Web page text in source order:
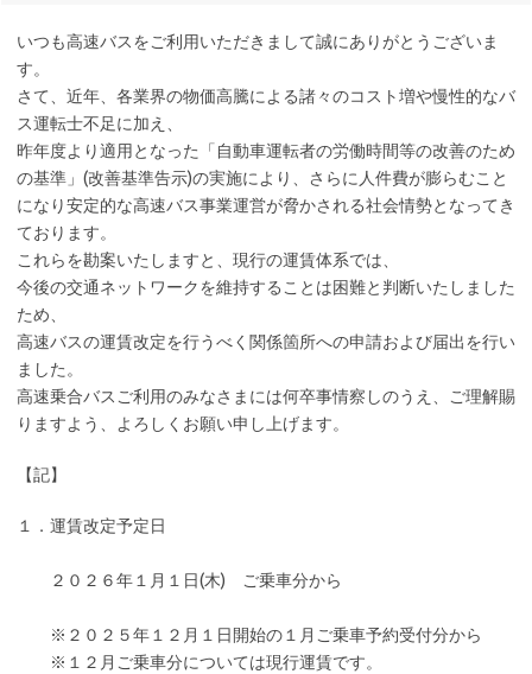
いつも高速バスをご利用いただきまして誠にありがとうございま
す。
さて、近年、各業界の物価高騰による諸々のコスト増や慢性的なバ
ス運転士不足に加え、
昨年度より適用となった「自動車運転者の労働時間等の改善のため
の基準」(改善基準告示)の実施により、さらに人件費が膨らむこと
になり安定的な高速バス事業運営が脅かされる社会情勢となってき
ております。
これらを勘案いたしますと、現行の運賃体系では、
今後の交通ネットワークを維持することは困難と判断いたしました
ため、
高速バスの運賃改定を行うべく関係箇所への申請および届出を行い
ました。
高速乗合バスご利用のみなさまには何卒事情察しのうえ、ご理解賜
りますよう、よろしくお願い申し上げます。
【記】
１．運賃改定予定日
２０２６年１月１日(木) ご乗車分から
※２０２５年１２月１日開始の１月ご乗車予約受付分から
※１２月ご乗車分については現行運賃です。